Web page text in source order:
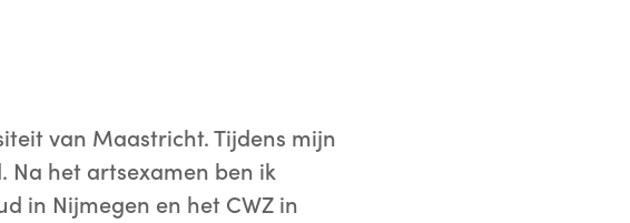
van Maastricht. Tijdens mijn
Na het artsexamen ben ik
in Nijmegen en het CWZ in